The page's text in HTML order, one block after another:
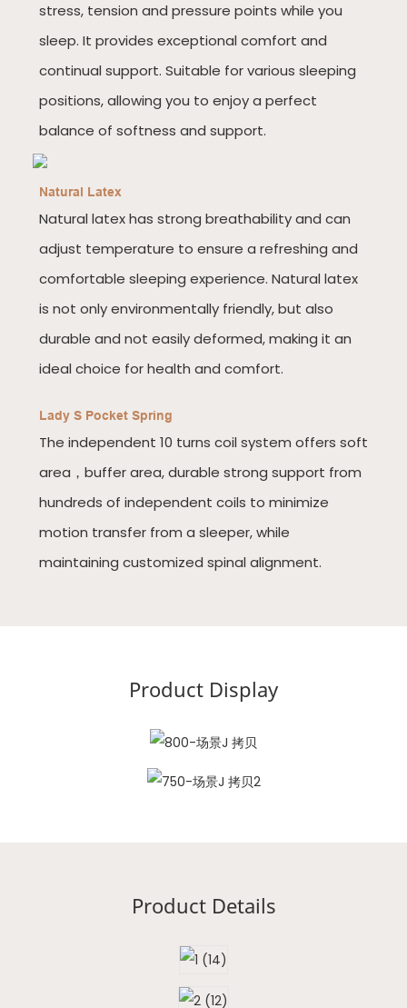
stress, tension and pressure points while you
sleep. It provides exceptional comfort and
continual support. Suitable for various sleeping
positions, allowing you to enjoy a perfect
balance of softness and support.
Natural Latex
Natural latex has strong breathability and can
adjust temperature to ensure a refreshing and
comfortable sleeping experience. Natural latex
is not only environmentally friendly, but also
durable and not easily deformed, making it an
ideal choice for health and comfort.
Lady S Pocket Spring
The independent 10 turns coil system offers soft
area，buffer area, durable strong support from
hundreds of independent coils to minimize
motion transfer from a sleeper, while
maintaining customized spinal alignment.
Product Display
Product Details